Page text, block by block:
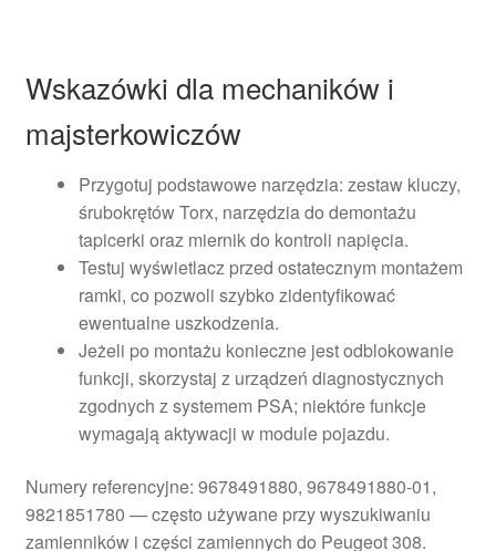
Wskazówki dla mechaników i
majsterkowiczów
Przygotuj podstawowe narzędzia: zestaw kluczy,
śrubokrętów Torx, narzędzia do demontażu
tapicerki oraz miernik do kontroli napięcia.
Testuj wyświetlacz przed ostatecznym montażem
ramki, co pozwoli szybko zidentyfikować
ewentualne uszkodzenia.
Jeżeli po montażu konieczne jest odblokowanie
funkcji, skorzystaj z urządzeń diagnostycznych
zgodnych z systemem PSA; niektóre funkcje
wymagają aktywacji w module pojazdu.
Numery referencyjne: 9678491880, 9678491880-01,
9821851780 — często używane przy wyszukiwaniu
zamienników i części zamiennych do Peugeot 308.